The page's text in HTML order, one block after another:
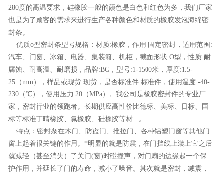
280度的高温要求，硅橡胶一般的颜色是白色和红色为多，我们厂家
也是为了顾客的需求来进行生产各种颜色和材质的橡胶发泡海绵密
封条。
优质o型密封条型号规格：材质:橡胶，作用:固定密封，适用范围:
汽车、门窗、冰箱、电器、集装箱、机柜，截面形状:O型，性质:耐
腐蚀、耐高温、耐磨损，品牌:BG，型号:1-1500米，厚度:1.5-
25（mm），样品或现货:现货，是否标准件:标准件，使用温度:-40-
230（℃），使用压力:20（MPa）。我公司是橡胶密封件的专业厂
家，密封行业的领跑者。长期供应高性价比德标、美标、日标、国
标等标准丁晴橡胶、氟橡胶、硅橡胶等材...。
特点：密封条在木门、防盗门、推拉门、各种铝塑门窗等其他门
窗上起着很关键的作用。*明显的就是防震，在门挡线上装上它之后
就减轻（甚至消失）了关门(窗)时碰撞声，对门扇的边缘起一个保
护作用，并延长了门的寿命，减小了噪音。其次就是密封，减震，